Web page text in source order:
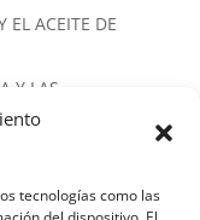
tecnologías como las
EL ACEITE DE
Y LAS
libros prensa